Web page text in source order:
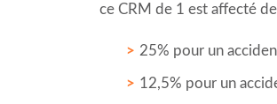
ce CRM de 1 est affecté
25% pour un
12,5% pour un